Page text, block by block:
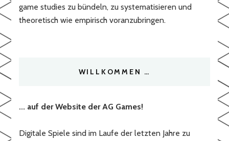
game studies zu bündeln, zu systematisieren und
theoretisch wie empirisch voranzubringen.
WILLKOMMEN …
... auf der Website der AG Games!
Digitale Spiele sind im Laufe der letzten Jahre zu